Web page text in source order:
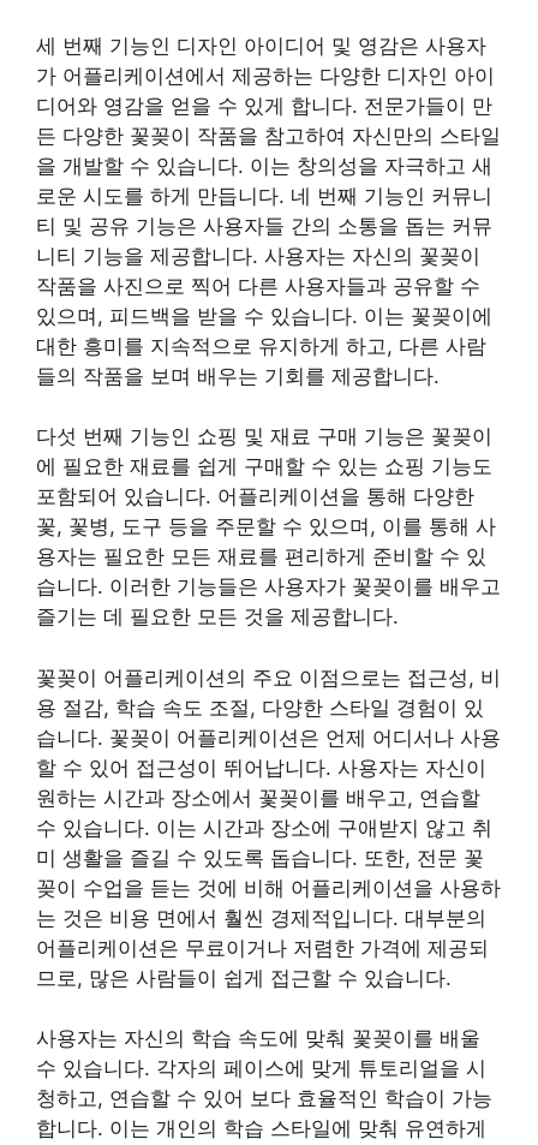
세 번째 기능인 디자인 아이디어 및 영감은 사용자
가 어플리케이션에서 제공하는 다양한 디자인 아이
디어와 영감을 얻을 수 있게 합니다. 전문가들이 만
든 다양한 꽃꽂이 작품을 참고하여 자신만의 스타일
을 개발할 수 있습니다. 이는 창의성을 자극하고 새
로운 시도를 하게 만듭니다. 네 번째 기능인 커뮤니
티 및 공유 기능은 사용자들 간의 소통을 돕는 커뮤
니티 기능을 제공합니다. 사용자는 자신의 꽃꽂이
작품을 사진으로 찍어 다른 사용자들과 공유할 수
있으며, 피드백을 받을 수 있습니다. 이는 꽃꽂이에
대한 흥미를 지속적으로 유지하게 하고, 다른 사람
들의 작품을 보며 배우는 기회를 제공합니다.
다섯 번째 기능인 쇼핑 및 재료 구매 기능은 꽃꽂이
에 필요한 재료를 쉽게 구매할 수 있는 쇼핑 기능도
포함되어 있습니다. 어플리케이션을 통해 다양한
꽃, 꽃병, 도구 등을 주문할 수 있으며, 이를 통해 사
용자는 필요한 모든 재료를 편리하게 준비할 수 있
습니다. 이러한 기능들은 사용자가 꽃꽂이를 배우고
즐기는 데 필요한 모든 것을 제공합니다.
꽃꽂이 어플리케이션의 주요 이점으로는 접근성, 비
용 절감, 학습 속도 조절, 다양한 스타일 경험이 있
습니다. 꽃꽂이 어플리케이션은 언제 어디서나 사용
할 수 있어 접근성이 뛰어납니다. 사용자는 자신이
원하는 시간과 장소에서 꽃꽂이를 배우고, 연습할
수 있습니다. 이는 시간과 장소에 구애받지 않고 취
미 생활을 즐길 수 있도록 돕습니다. 또한, 전문 꽃
꽂이 수업을 듣는 것에 비해 어플리케이션을 사용하
는 것은 비용 면에서 훨씬 경제적입니다. 대부분의
어플리케이션은 무료이거나 저렴한 가격에 제공되
므로, 많은 사람들이 쉽게 접근할 수 있습니다.
사용자는 자신의 학습 속도에 맞춰 꽃꽂이를 배울
수 있습니다. 각자의 페이스에 맞게 튜토리얼을 시
청하고, 연습할 수 있어 보다 효율적인 학습이 가능
합니다. 이는 개인의 학습 스타일에 맞춰 유연하게